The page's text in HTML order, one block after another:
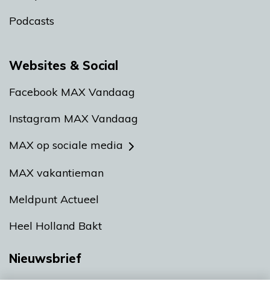
Podcasts
Websites & Social
Facebook MAX Vandaag
Instagram MAX Vandaag
MAX op sociale media
MAX vakantieman
Meldpunt Actueel
Heel Holland Bakt
Nieuwsbrief